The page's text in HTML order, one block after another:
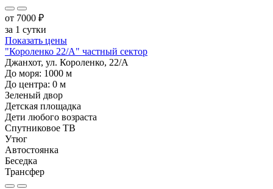
от 7000 ₽
за 1 сутки
Показать цены
"Короленко 22/А" частный сектор
Джанхот, ул. Короленко, 22/А
До моря: 1000 м
До центра: 0 м
Зеленый двор
Детская площадка
Дети любого возраста
Спутниковое ТВ
Утюг
Автостоянка
Беседка
Трансфер